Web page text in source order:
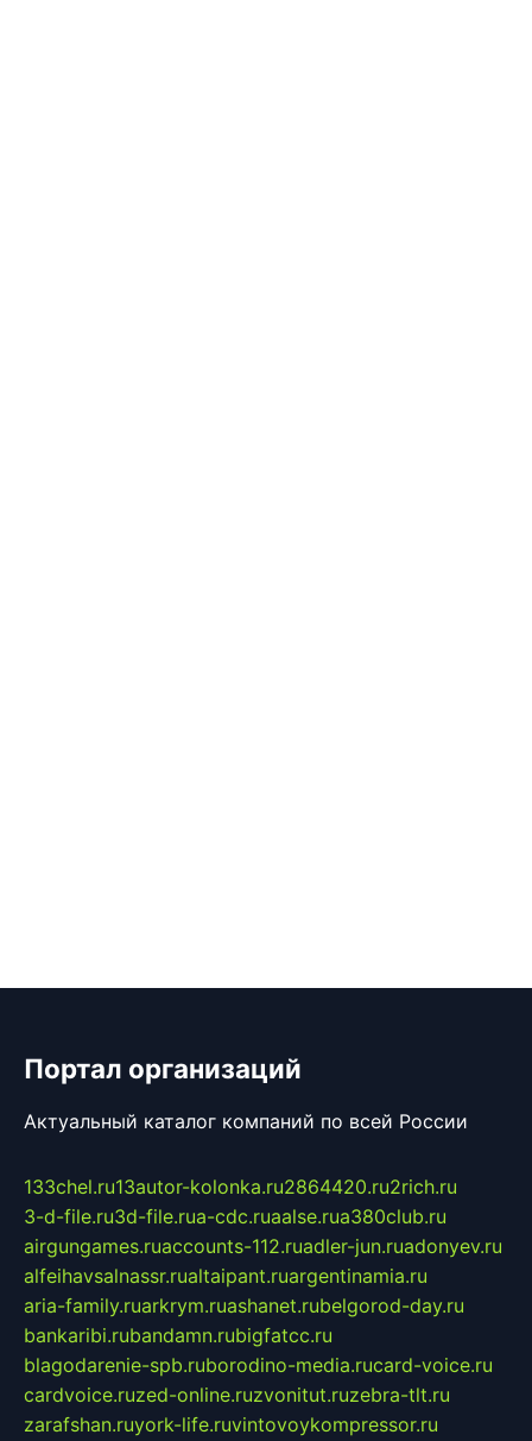
Портал организаций
Актуальный каталог компаний по всей России
133chel.ru13autor-kolonka.ru2864420.ru2rich.ru
3-d-file.ru3d-file.rua-cdc.ruaalse.rua380club.ru
airgungames.ruaccounts-112.ruadler-jun.ruadonyev.ru
alfeihavsalnassr.rualtaipant.ruargentinamia.ru
aria-family.ruarkrym.ruashanet.rubelgorod-day.ru
bankaribi.rubandamn.rubigfatcc.ru
blagodarenie-spb.ruborodino-media.rucard-voice.ru
cardvoice.ruzed-online.ruzvonitut.ruzebra-tlt.ru
zarafshan.ruyork-life.ruvintovoykompressor.ru